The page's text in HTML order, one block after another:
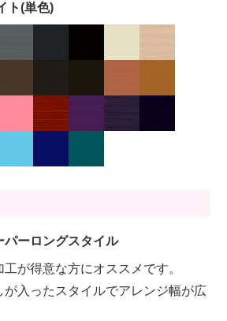
ト(単色)
パーロングスタイル
が得意な方にオススメです。
が入ったスタイルでアレンジ幅が広